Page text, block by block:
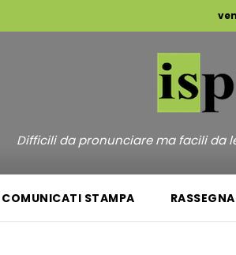
Difficili da pronunciare ma facili da
COMUNICATI STAMPA